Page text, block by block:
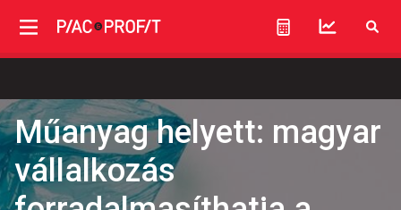
Műanyag helyett: magyar
vállalkozás